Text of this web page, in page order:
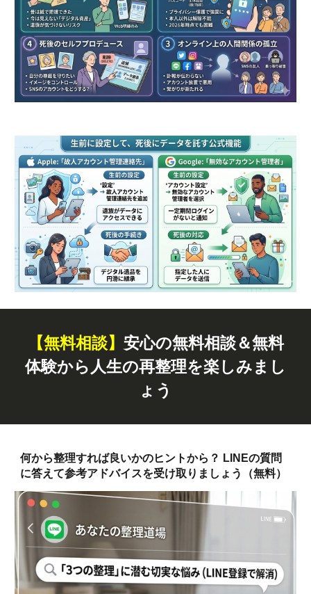
【無料相談】 安心の無料相談＆無料
体験から人生の再整理を楽しみまし
ょう
何から整理すれば良いかのヒントから？ LINEの質問
に答えて参考アドバイスを受け取りましょう（無料）